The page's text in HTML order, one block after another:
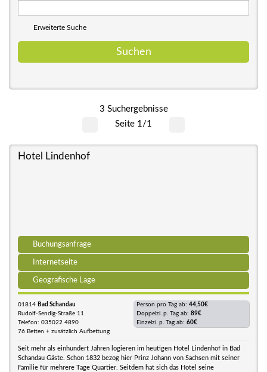
Erweiterte Suche
3 Suchergebnisse
Seite 1/1
Hotel Lindenhof
Buchungsanfrage
Internetseite
Geografische Lage
01814 Bad Schandau
Rudolf-Sendig-Straße 11
Telefon: 035022 4890
76 Betten + zusätzlich Aufbettung
Person pro Tag ab: 44,50€
Doppelzi. p. Tag ab: 89€
Einzelzi. p. Tag ab: 60€
Seit mehr als einhundert Jahren logieren im heutigen Hotel Lindenhof in Bad
Schandau Gäste. Schon 1832 bezog hier Prinz Johann von Sachsen mit seiner
Familie für mehrere Tage Quartier. Seitdem hat sich das Hotel seine